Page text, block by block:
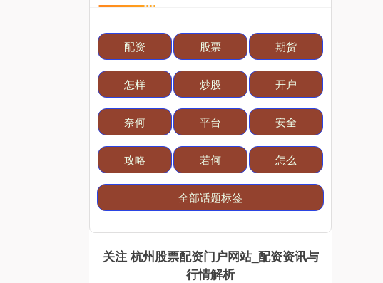
配资 股票 期货
怎样 炒股 开户
奈何 平台 安全
攻略 若何 怎么
全部话题标签
关注 杭州股票配资门户网站_配资资讯与
行情解析